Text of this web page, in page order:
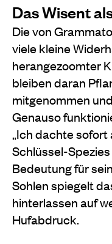
Das Wisent
Die von
viele kleine
herangezoomter
bleiben daran
mitgenommen
Genauso
„Ich dachte sofort
Schlüssel-
Bedeutung für
Sohlen spiegelt
hinterlassen auf
Hufabdruck.